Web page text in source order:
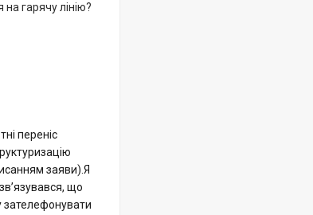
гарячу лінію?
переніс
заяви).Я
що
зателефонувати